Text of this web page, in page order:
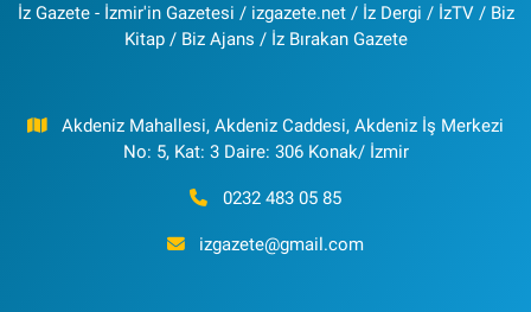
İz Gazete - İzmir'in Gazetesi / izgazete.net / İz Dergi / İzTV / Biz
Kitap / Biz Ajans / İz Bırakan Gazete
Akdeniz Mahallesi, Akdeniz Caddesi, Akdeniz İş Merkezi
No: 5, Kat: 3 Daire: 306 Konak/ İzmir
0232 483 05 85
izgazete@gmail.com